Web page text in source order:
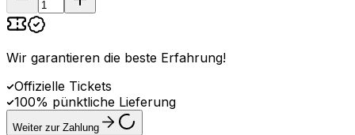
Wir garantieren die beste Erfahrung!
Offizielle Tickets
100% pünktliche Lieferung
Weiter zur Zahlung